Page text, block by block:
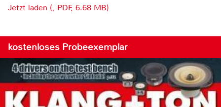
Jetzt laden (, PDF, 6.68 MB)
kostenloses Probeexemplar